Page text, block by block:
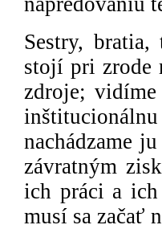
Sestry,
stojí pri zrode
zdroje;
nachádzame
závratným
ich práci a
musí sa začať